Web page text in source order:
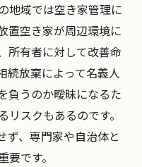
められる管理とは
やすいトラブル回避
務の真実
務の本当の関係を
地域では空き家管理に
置空き家が周辺環境に
所有者に対して改善命
続放棄によって名義人
負うのか曖昧になるた
スクもあるのです。
ず、専門家や自治体と
です。